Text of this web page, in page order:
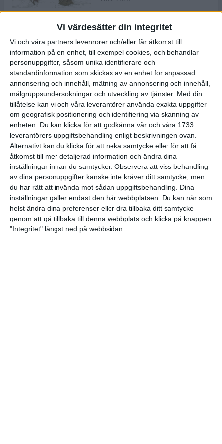
Vi värdesätter din integritet
Vi och våra partners levenrorer och/eller får åtkomst till
information på en enhet, till exempel cookies, och behandlar
personuppgifter, såsom unika identifierare och
standardinformation som skickas av en enhet for anpassad
annonsering och innehåll, mätning av annonsering och innehåll,
målgruppsundersokningar och utveckling av tjänster. Med din
tillåtelse kan vi och våra leverantörer använda exakta uppgifter
om geografisk positionering och identifiering via skanning av
enheten. Du kan klicka för att godkänna vår och våra 1733
leverantörers uppgiftsbehandling enligt beskrivningen ovan.
Alternativt kan du klicka för att neka samtycke eller för att få
åtkomst till mer detaljerad information och ändra dina
inställningar innan du samtycker. Observera att viss behandling
av dina personuppgifter kanske inte kräver ditt samtycke, men
du har rätt att invända mot sådan uppgiftsbehandling. Dina
inställningar gäller endast den här webbplatsen. Du kan när som
helst ändra dina preferenser eller dra tillbaka ditt samtycke
genom att gå tillbaka till denna webbplats och klicka på knappen
"Integritet" längst ned på webbsidan.
ASICS NOVABLAST™ 5 – en mjuk
och studsig mängdträningssko
25 feb 2026
ASICS GEL-KAYANO™ 32 – perfekt
för löparen som vill ha stabilitet
och dämpning
24 feb 2026
Sarah Lahti överlägsen vid
terräng-SM
20 okt 2025
Almgrens brons blev det stora
glädjeämnet för löparna i VM
23 sep 2025